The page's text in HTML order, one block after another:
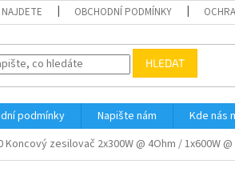
OBCHODNÍ PODMÍNKY
HLEDAT
podmínky Napište nám Kde nás
Koncový zesilovač 2x300W @ 4Ohm / 1x600W